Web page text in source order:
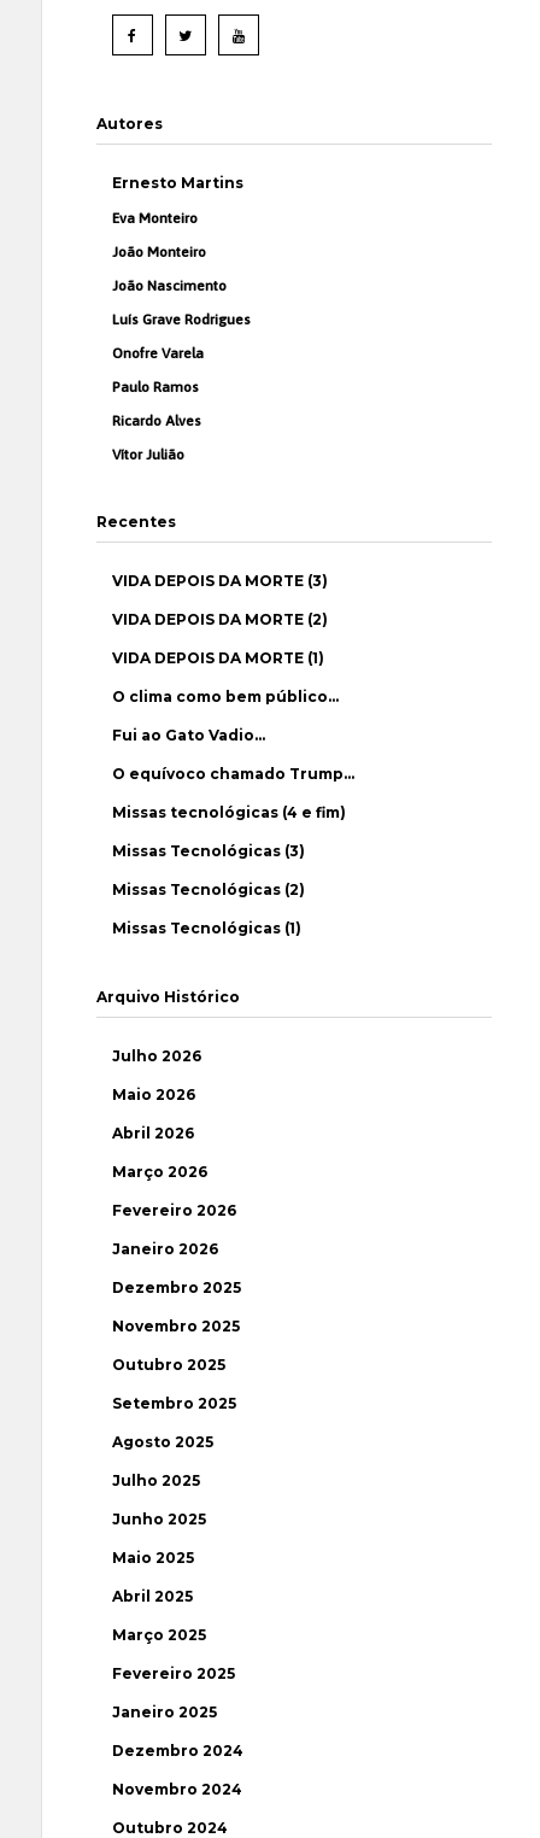
Autores
Ernesto Martins
Eva Monteiro
João Monteiro
João Nascimento
Luís Grave Rodrigues
Onofre Varela
Paulo Ramos
Ricardo Alves
Vítor Julião
Recentes
VIDA DEPOIS DA MORTE (3)
VIDA DEPOIS DA MORTE (2)
VIDA DEPOIS DA MORTE (1)
O clima como bem público…
Fui ao Gato Vadio…
O equívoco chamado Trump…
Missas tecnológicas (4 e fim)
Missas Tecnológicas (3)
Missas Tecnológicas (2)
Missas Tecnológicas (1)
Arquivo Histórico
Julho 2026
Maio 2026
Abril 2026
Março 2026
Fevereiro 2026
Janeiro 2026
Dezembro 2025
Novembro 2025
Outubro 2025
Setembro 2025
Agosto 2025
Julho 2025
Junho 2025
Maio 2025
Abril 2025
Março 2025
Fevereiro 2025
Janeiro 2025
Dezembro 2024
Novembro 2024
Outubro 2024